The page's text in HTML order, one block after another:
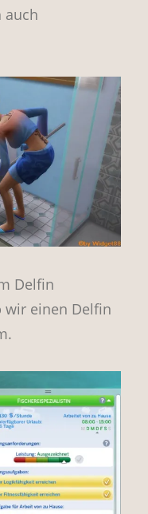
auch
Delfin
wir einen Delfin